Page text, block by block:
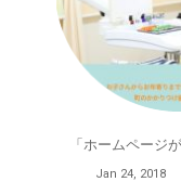
「ホームページ
Jan 24, 2018